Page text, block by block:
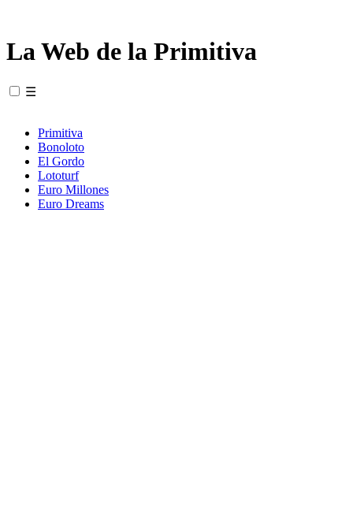
La Web de la Primitiva
☰
Primitiva
Bonoloto
El Gordo
Lototurf
Euro Millones
Euro Dreams